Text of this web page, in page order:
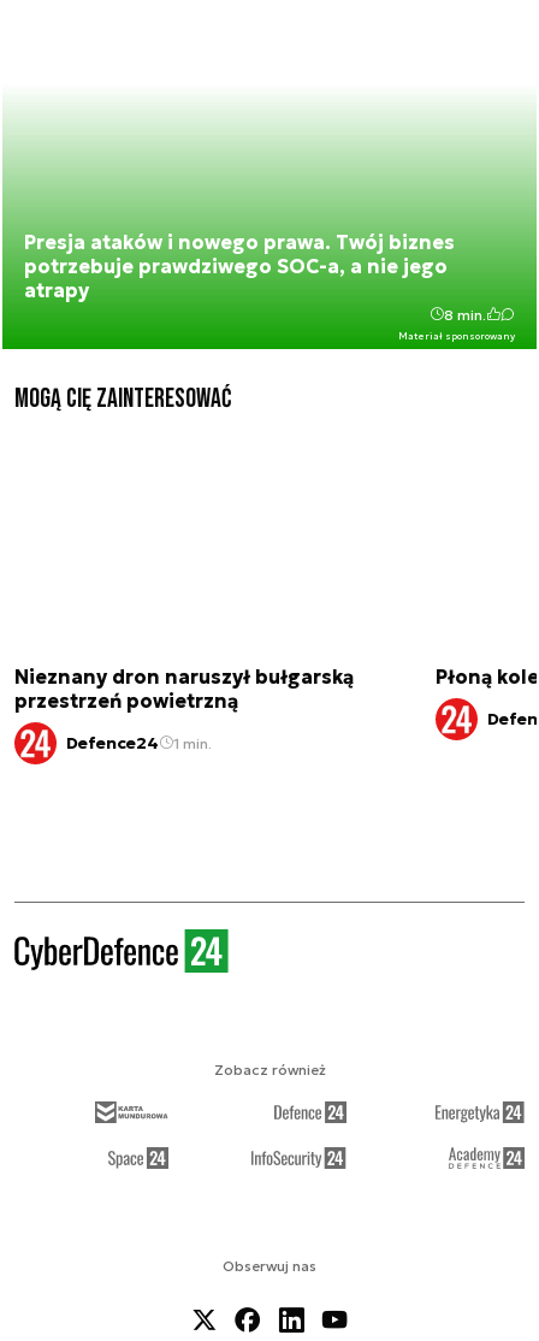
Presja ataków i nowego prawa. Twój biznes
potrzebuje prawdziwego SOC-a, a nie jego
atrapy
Materiał sponsorowany
8 min.
Mogą Cię zainteresować
Nieznany dron naruszył bułgarską
przestrzeń powietrzną
Defence24 1 min.
Płoną
Obserwuj nas
Zobacz również